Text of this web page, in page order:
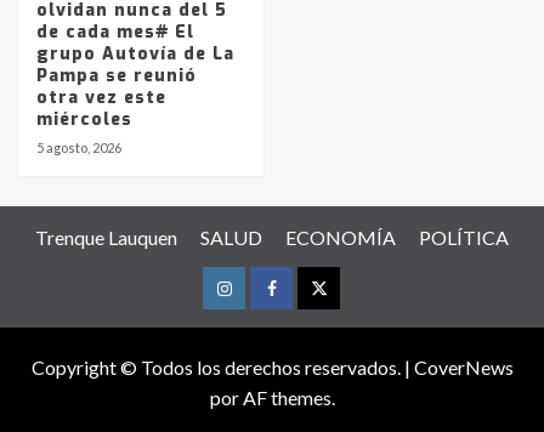
olvidan nunca del 5
de cada mes# El
grupo Autovía de La
Pampa se reunió
otra vez este
miércoles
5 agosto, 2026
Trenque Lauquen SALUD ECONOMÍA POLÍTICA
InstagramFacebookTwitter
Copyright © Todos los derechos reservados. | CoverNews
por AF themes.